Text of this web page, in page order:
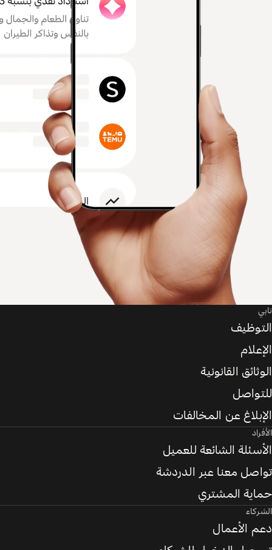
تابي
التوظيف
الإعلام
الوثائق القانونية
للتواصل
الإبلاغ عن المخالفات
الأفراد
الأسئلة الشائعة للعميل
تواصل معنا عبر الدردشة
حماية المشتري
الشركاء
دعم الأعمال